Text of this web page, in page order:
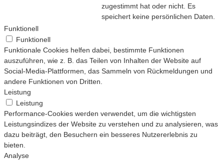
zugestimmt hat oder nicht. Es
speichert keine persönlichen Daten.
Funktionell
Funktionell
Funktionale Cookies helfen dabei, bestimmte Funktionen
auszuführen, wie z. B. das Teilen von Inhalten der Website auf
Social-Media-Plattformen, das Sammeln von Rückmeldungen und
andere Funktionen von Dritten.
Leistung
Leistung
Performance-Cookies werden verwendet, um die wichtigsten
Leistungsindizes der Website zu verstehen und zu analysieren, was
dazu beiträgt, den Besuchern ein besseres Nutzererlebnis zu
bieten.
Analyse